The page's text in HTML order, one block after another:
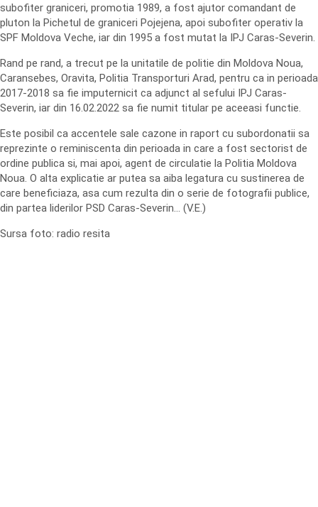
subofiter graniceri, promotia 1989, a fost ajutor comandant de
pluton la Pichetul de graniceri Pojejena, apoi subofiter operativ la
SPF Moldova Veche, iar din 1995 a fost mutat la IPJ Caras-Severin.
Rand pe rand, a trecut pe la unitatile de politie din Moldova Noua,
Caransebes, Oravita, Politia Transporturi Arad, pentru ca in perioada
2017-2018 sa fie imputernicit ca adjunct al sefului IPJ Caras-
Severin, iar din 16.02.2022 sa fie numit titular pe aceeasi functie.
Este posibil ca accentele sale cazone in raport cu subordonatii sa
reprezinte o reminiscenta din perioada in care a fost sectorist de
ordine publica si, mai apoi, agent de circulatie la Politia Moldova
Noua. O alta explicatie ar putea sa aiba legatura cu sustinerea de
care beneficiaza, asa cum rezulta din o serie de fotografii publice,
din partea liderilor PSD Caras-Severin… (V.E.)
Sursa foto: radio resita